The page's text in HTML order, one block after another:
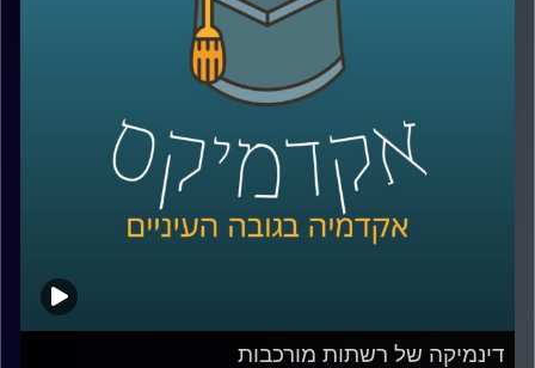
AudioVersity
דינמיקה של רשתות מורכבות